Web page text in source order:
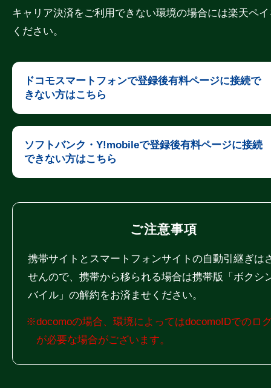
キャリア決済をご利用できない環境の場合には楽天ペ
ください。
ドコモスマートフォンで登録後有料ページに接続で
きない方はこちら
ソフトバンク・Y!mobileで登録後有料ページに接続
できない方はこちら
ご注意事項
携帯サイトとスマートフォンサイトの自動引継ぎは
せんので、携帯から移られる場合は携帯版「ボクシ
バイル」の解約をお済ませください。
※docomoの場合、環境によってはdocomoIDでのロ
が必要な場合がございます。